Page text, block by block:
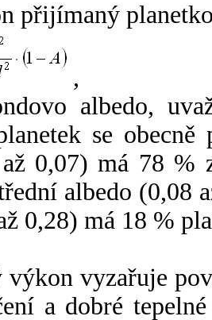
přijímaný
,
albedo,
se
0,07) má 78 %
albedo (0,08
0,28) má 18 %
výkon vyzařuje
a dobré